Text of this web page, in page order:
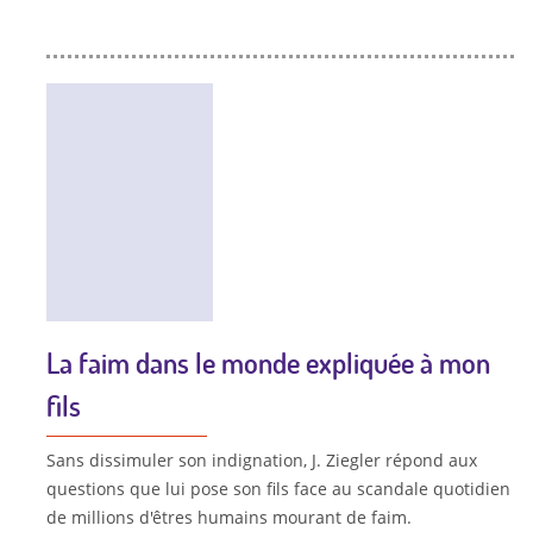
La faim dans le monde expliquée à mon
fils
Sans dissimuler son indignation, J. Ziegler répond aux
questions que lui pose son fils face au scandale quotidien
de millions d'êtres humains mourant de faim.